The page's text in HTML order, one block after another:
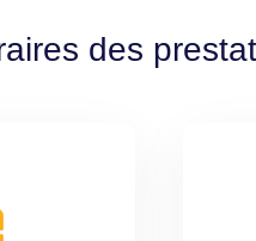
des